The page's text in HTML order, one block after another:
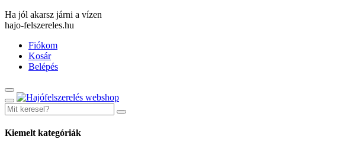
Ha jól akarsz járni a vízen
hajo-felszereles.hu
Fiókom
Kosár
Belépés
Kiemelt kategóriák